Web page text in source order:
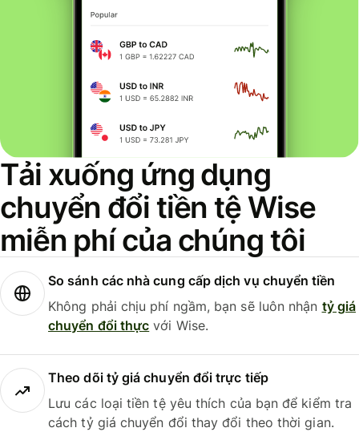
Tải xuống ứng dụng
chuyển đổi tiền tệ Wise
miễn phí của chúng tôi
So sánh các nhà cung cấp dịch vụ chuyển tiền
Không phải chịu phí ngầm, bạn sẽ luôn nhận tỷ giá
chuyển đổi thực với Wise.
Theo dõi tỷ giá chuyển đổi trực tiếp
Lưu các loại tiền tệ yêu thích của bạn để kiểm tra
cách tỷ giá chuyển đổi thay đổi theo thời gian.